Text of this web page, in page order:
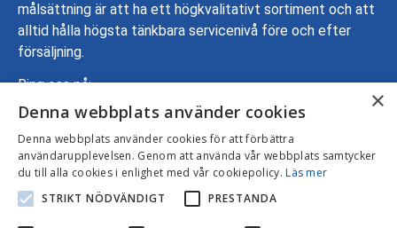
målsättning är att ha ett högkvalitativt sortiment och att
alltid hålla högsta tänkbara servicenivå före och efter
försäljning.
Ring oss på:
08-799 70 00
Adress: Gustavslundsvägen 137, 167 51 Bromma
Mejla oss:info@intersonic.se
×
Denna webbplats använder cookies
Denna webbplats använder cookies för att förbättra
användarupplevelsen. Genom att använda vår webbplats samtycker
du till alla cookies i enlighet med vår cookiepolicy.Läs mer
STRIKT NÖDVÄNDIGT
PRESTANDA